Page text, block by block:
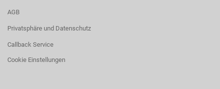
AGB
Privatsphäre und Datenschutz
Callback Service
Cookie Einstellungen